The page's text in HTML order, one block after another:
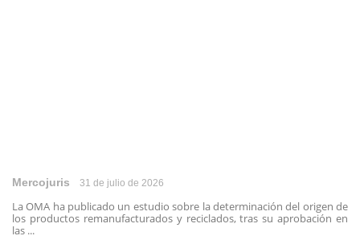
Mercojuris 31 de julio de 2026
La OMA ha publicado un estudio sobre la determinación del origen de
los productos remanufacturados y reciclados, tras su aprobación en
las ...